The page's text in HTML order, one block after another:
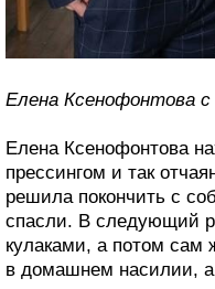
Елена Ксенофонтова
Елена Ксенофонтова
прессингом и так
решила покончить с
спасли. В следующий
кулаками, а потом сам
в домашнем насилии, а